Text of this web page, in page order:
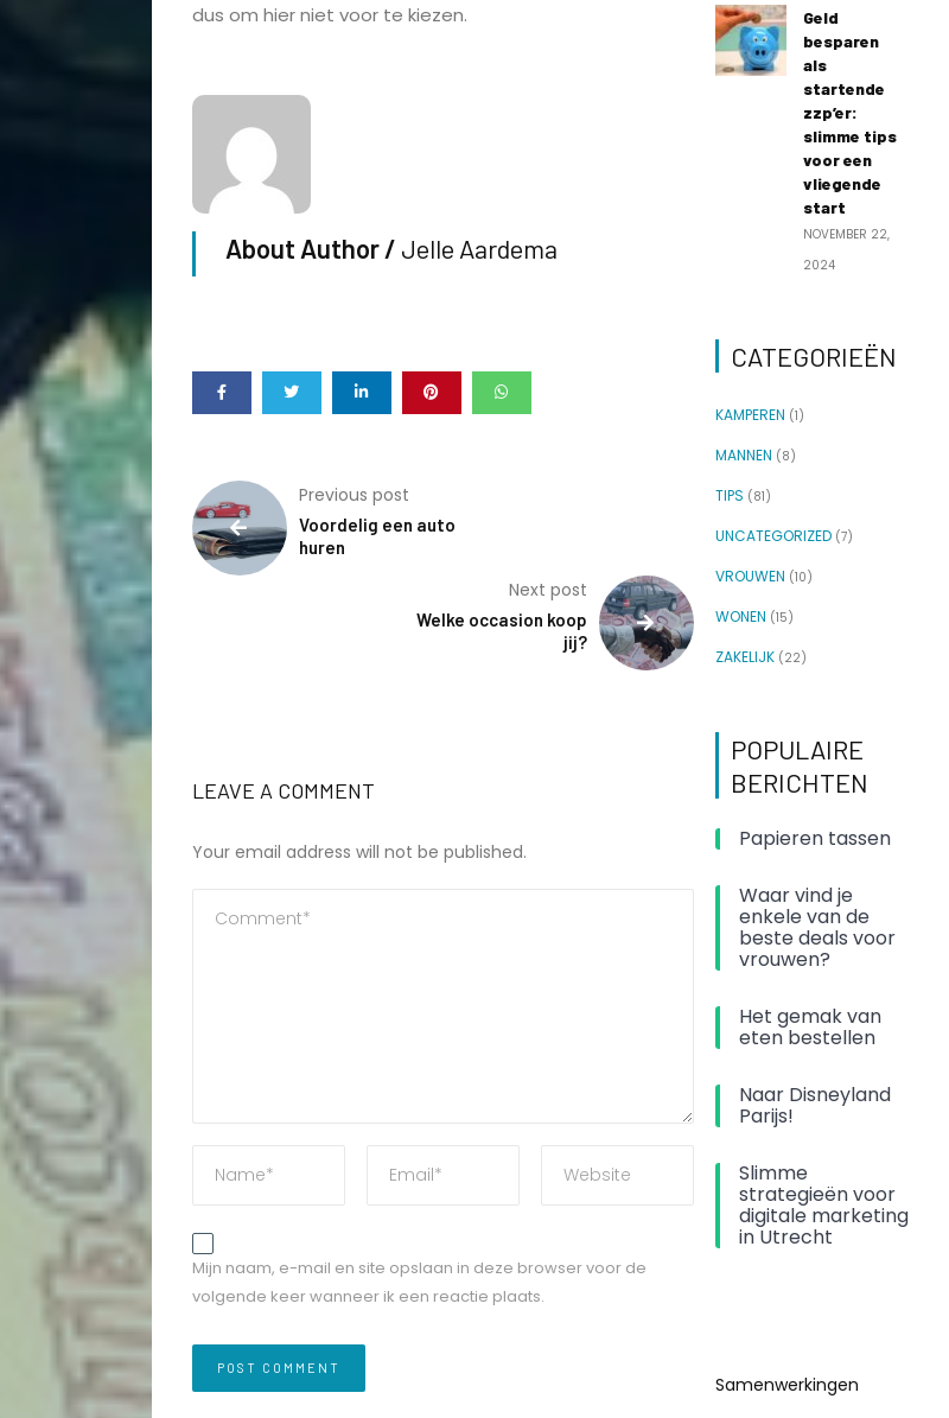
dus om hier niet voor te kiezen.
About Author / Jelle Aardema
Previous post
Voordelig een auto
huren
Next post
Welke occasion koop
jij?
LEAVE A COMMENT
Your email address will not be published.
Mijn naam, e-mail en site opslaan in deze browser voor de
volgende keer wanneer ik een reactie plaats.
Geld
besparen
als
startende
zzp’er:
slimme tips
voor een
vliegende
start
NOVEMBER 22,
2024
CATEGORIEËN
KAMPEREN (1)
MANNEN (8)
TIPS (81)
UNCATEGORIZED (7)
VROUWEN (10)
WONEN (15)
ZAKELIJK (22)
POPULAIRE
BERICHTEN
Papieren tassen
Waar vind je
enkele van de
beste deals voor
vrouwen?
Het gemak van
eten bestellen
Naar Disneyland
Parijs!
Slimme
strategieën voor
digitale marketing
in Utrecht
Samenwerkingen